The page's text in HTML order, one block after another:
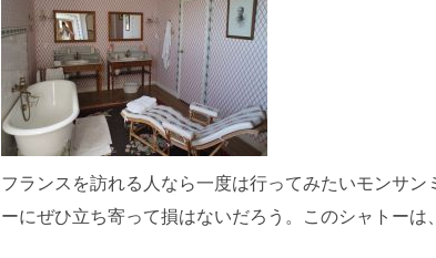
フランスを訪れる人なら一度は行ってみたいモンサ
ーにぜひ立ち寄って損はないだろう。このシャトー